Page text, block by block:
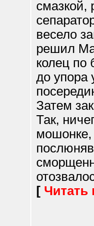
смазкой,
весело
решил
колец по
до упора
Затем
Так,
[ Читать